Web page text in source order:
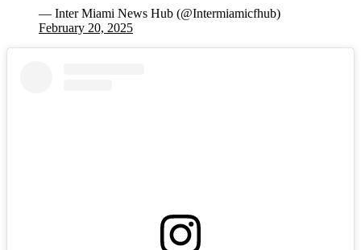
— Inter Miami News Hub (@Intermiamicfhub)
February 20, 2025